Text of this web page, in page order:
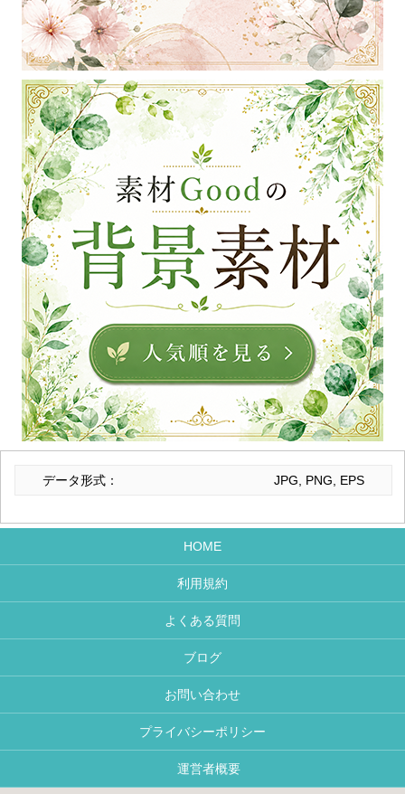
データ形式： JPG, PNG, EPS
HOME
利用規約
よくある質問
ブログ
お問い合わせ
プライバシーポリシー
運営者概要